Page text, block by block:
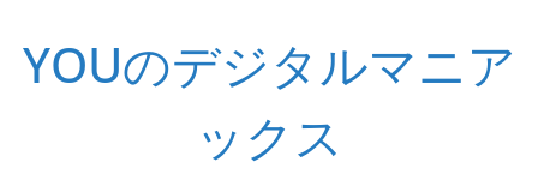
YOUのデジタルマニア
ックス